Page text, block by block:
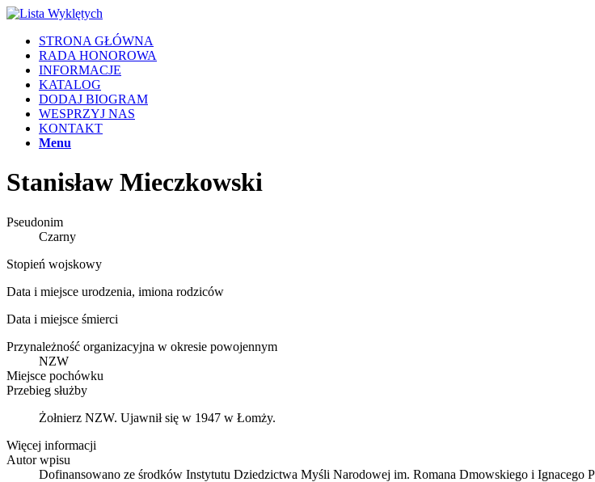
STRONA GŁÓWNA
RADA HONOROWA
INFORMACJE
KATALOG
DODAJ BIOGRAM
WESPRZYJ NAS
KONTAKT
Menu
Stanisław Mieczkowski
Pseudonim
Czarny
Stopień wojskowy
Data i miejsce urodzenia, imiona rodziców
Data i miejsce śmierci
Przynależność organizacyjna w okresie powojennym
NZW
Miejsce pochówku
Przebieg służby
Żołnierz NZW. Ujawnił się w 1947 w Łomży.
Więcej informacji
Autor wpisu
Dofinansowano ze środków Instytutu Dziedzictwa Myśli Narodowej im. Romana Dmowskiego i Ignacego